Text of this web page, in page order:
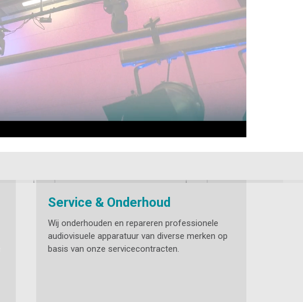
Service & Onderhoud
Wij onderhouden en repareren professionele
audiovisuele apparatuur van diverse merken op
basis van onze servicecontracten.